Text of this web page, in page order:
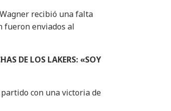
recibió una falta
fueron enviados al
DE LOS LAKERS: «SOY
con una victoria de